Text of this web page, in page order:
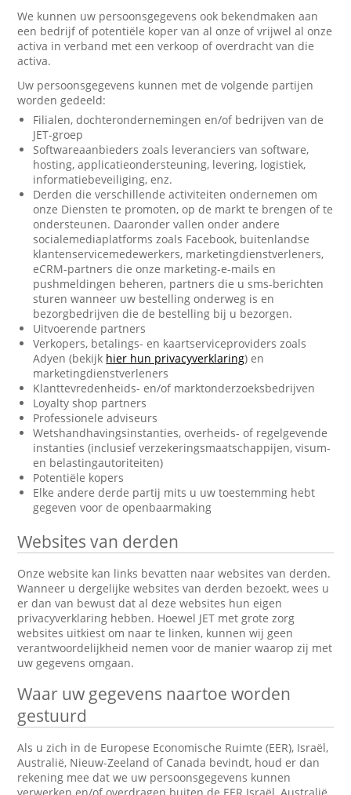
We kunnen uw persoonsgegevens ook bekendmaken aan
een bedrijf of potentiële koper van al onze of vrijwel al onze
activa in verband met een verkoop of overdracht van die
activa.
Uw persoonsgegevens kunnen met de volgende partijen
worden gedeeld:
Filialen, dochterondernemingen en/of bedrijven van de
JET-groep
Softwareaanbieders zoals leveranciers van software,
hosting, applicatieondersteuning, levering, logistiek,
informatiebeveiliging, enz.
Derden die verschillende activiteiten ondernemen om
onze Diensten te promoten, op de markt te brengen of te
ondersteunen. Daaronder vallen onder andere
socialemediaplatforms zoals Facebook, buitenlandse
klantenservicemedewerkers, marketingdienstverleners,
eCRM-partners die onze marketing-e-mails en
pushmeldingen beheren, partners die u sms-berichten
sturen wanneer uw bestelling onderweg is en
bezorgbedrijven die de bestelling bij u bezorgen.
Uitvoerende partners
Verkopers, betalings- en kaartserviceproviders zoals
Adyen (bekijk hier hun privacyverklaring) en
marketingdienstverleners
Klanttevredenheids- en/of marktonderzoeksbedrijven
Loyalty shop partners
Professionele adviseurs
Wetshandhavingsinstanties, overheids- of regelgevende
instanties (inclusief verzekeringsmaatschappijen, visum-
en belastingautoriteiten)
Potentiële kopers
Elke andere derde partij mits u uw toestemming hebt
gegeven voor de openbaarmaking
Websites van derden
Onze website kan links bevatten naar websites van derden.
Wanneer u dergelijke websites van derden bezoekt, wees u
er dan van bewust dat al deze websites hun eigen
privacyverklaring hebben. Hoewel JET met grote zorg
websites uitkiest om naar te linken, kunnen wij geen
verantwoordelijkheid nemen voor de manier waarop zij met
uw gegevens omgaan.
Waar uw gegevens naartoe worden
gestuurd
Als u zich in de Europese Economische Ruimte (EER), Israël,
Australië, Nieuw-Zeeland of Canada bevindt, houd er dan
rekening mee dat we uw persoonsgegevens kunnen